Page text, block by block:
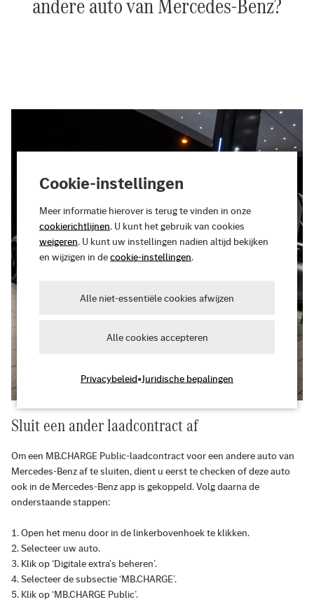
Sluit een ander laadcontract af
Om een MB.CHARGE Public-laadcontract voor een andere auto van
Mercedes-Benz af te sluiten, dient u eerst te checken of deze auto
ook in de Mercedes-Benz app is gekoppeld. Volg daarna de
onderstaande stappen:
Open het menu door in de linkerbovenhoek te klikken.
Selecteer uw auto.
Klik op ‘Digitale extra's beheren’.
Selecteer de subsectie ‘MB.CHARGE’.
Klik op ‘MB.CHARGE Public’.
Cookie-instellingen
Meer informatie hierover is terug te vinden in onze
cookierichtlijnen. U kunt het gebruik van cookies
weigeren. U kunt uw instellingen nadien altijd bekijken
en wijzigen in decookie-instellingen.
Alle niet-essentiële cookies afwijzen
Alle cookies accepteren
Privacybeleid•Juridische bepalingen